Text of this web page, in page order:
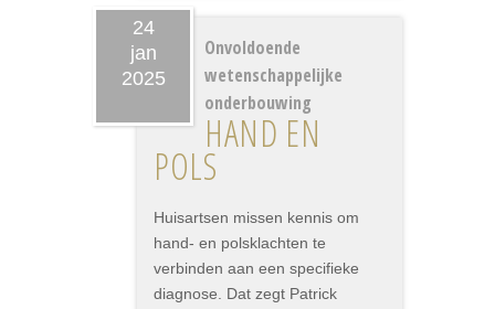
24
jan
2025
Onvoldoende
wetenschappelijke
onderbouwing
HAND EN
POLS
Huisartsen missen kennis om
hand- en polsklachten te
verbinden aan een specifieke
diagnose. Dat zegt Patrick